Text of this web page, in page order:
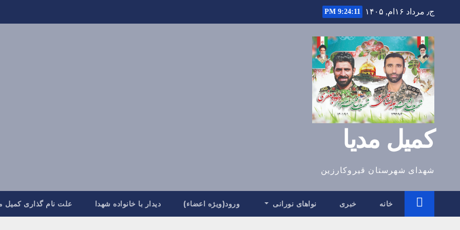
to
ج٫ مرداد ۱۶ام, ۱۴۰۵ 9:24:13 PM
کمیل مدیا
شهدای شهرستان قیروکارزین
خانه خبری نواهای نورانی ورود(ویژه اعضاء) دیدار با خانواده شهدا علت نام گذاری کمیل